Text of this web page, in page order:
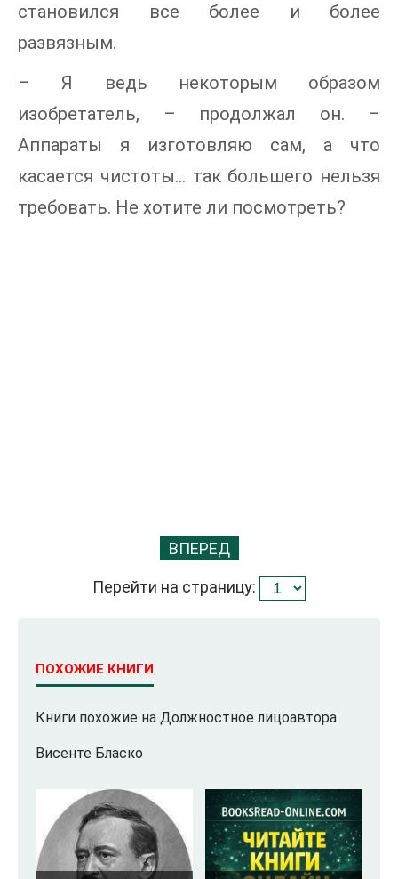
становился все более и более
развязным.
– Я ведь некоторым образом
изобретатель, – продолжал он. –
Аппараты я изготовляю сам, а что
касается чистоты… так большего нельзя
требовать. Не хотите ли посмотреть?
ВПЕРЕД
Перейти на страницу:
ПОХОЖИЕ КНИГИ
Книги похожие на Должностное лицоавтора
Висенте Бласко